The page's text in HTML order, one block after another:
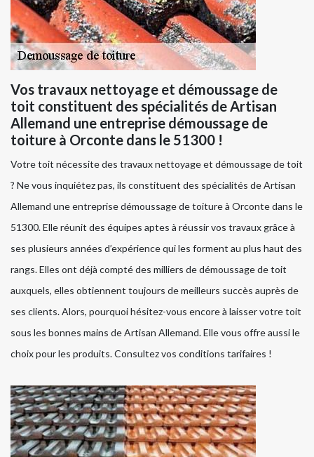
Vos travaux nettoyage et démoussage de
toit constituent des spécialités de Artisan
Allemand une entreprise démoussage de
toiture à Orconte dans le 51300 !
Votre toit nécessite des travaux nettoyage et démoussage de toit
? Ne vous inquiétez pas, ils constituent des spécialités de Artisan
Allemand une entreprise démoussage de toiture à Orconte dans le
51300. Elle réunit des équipes aptes à réussir vos travaux grâce à
ses plusieurs années d’expérience qui les forment au plus haut des
rangs. Elles ont déjà compté des milliers de démoussage de toit
auxquels, elles obtiennent toujours de meilleurs succès auprès de
ses clients. Alors, pourquoi hésitez-vous encore à laisser votre toit
sous les bonnes mains de Artisan Allemand. Elle vous offre aussi le
choix pour les produits. Consultez vos conditions tarifaires !